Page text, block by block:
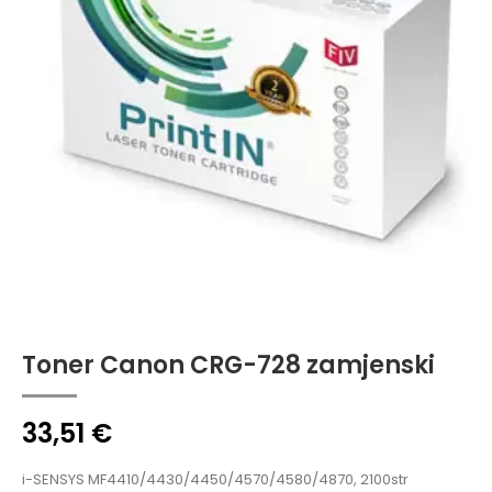
Toner Canon CRG-728 zamjenski
33,51 €
i-SENSYS MF4410/4430/4450/4570/4580/4870, 2100str